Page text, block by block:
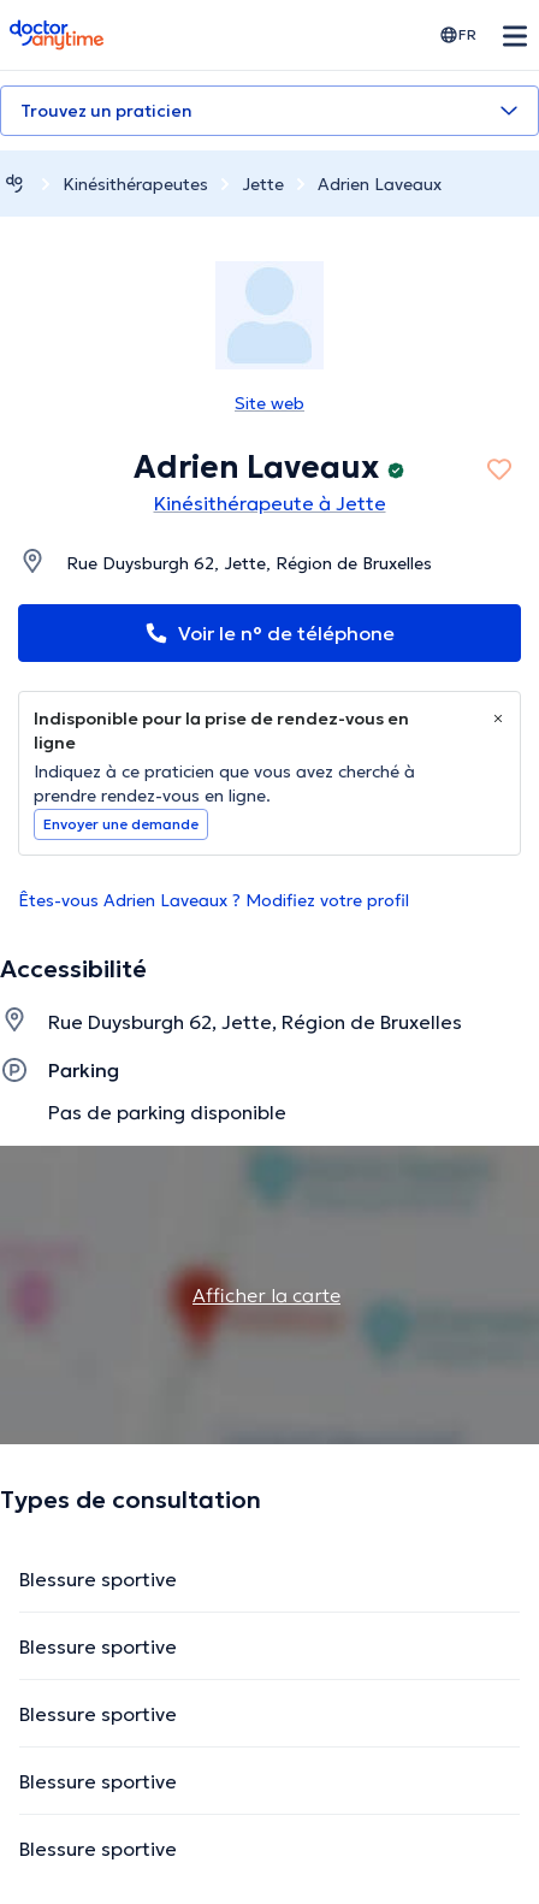
doctoranytime FR
Trouvez un praticien
Kinésithérapeutes Jette Adrien Laveaux
Site web
Adrien Laveaux
Kinésithérapeute à Jette
Rue Duysburgh 62, Jette, Région de Bruxelles
Voir le n° de téléphone
Indisponible pour la prise de rendez-vous en
ligne
Indiquez à ce praticien que vous avez cherché à
prendre rendez-vous en ligne.
Envoyer une demande
Êtes-vous Adrien Laveaux ? Modifiez votre profil
Accessibilité
Rue Duysburgh 62, Jette, Région de Bruxelles
Parking
Pas de parking disponible
Afficher la carte
Types de consultation
Blessure sportive
Blessure sportive
Blessure sportive
Blessure sportive
Blessure sportive